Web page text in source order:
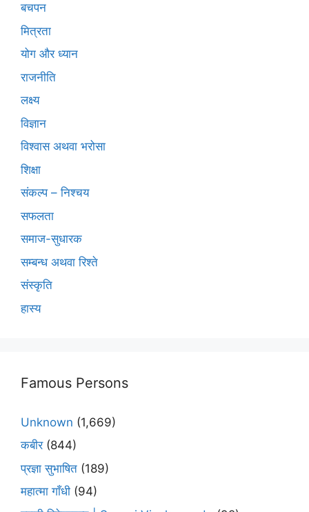
बचपन
मित्रता
योग और ध्यान
राजनीति
लक्ष्य
विज्ञान
विश्वास अथवा भरोसा
शिक्षा
संकल्प – निश्चय
सफलता
समाज-सुधारक
सम्बन्ध अथवा रिश्ते
संस्कृति
हास्य
Famous Persons
Unknown (1,669)
कबीर(844)
प्रज्ञा सुभाषित (189)
महात्मा गाँधी (94)